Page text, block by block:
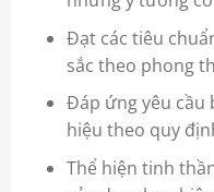
Đạt các tiêu
sắc theo phong
Đáp ứng yêu cầu
hiệu theo quy
Thể hiện tinh